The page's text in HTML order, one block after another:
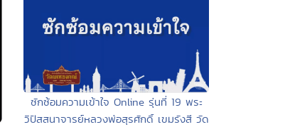
ซักซ้อมความเข้าใจ Online รุ่นที่ 19 พระ
วิปัสสนาจารย์หลวงพ่อสุรศักดิ์ เขมรังสี วัด